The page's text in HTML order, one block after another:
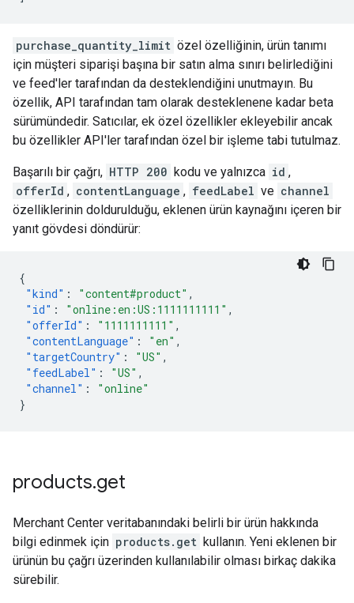
purchase_quantity_limit özel özelliğinin, ürün tanımı
için müşteri siparişi başına bir satın alma sınırı belirlediğini
ve feed'ler tarafından da desteklendiğini unutmayın. Bu
özellik, API tarafından tam olarak desteklenene kadar beta
sürümündedir. Satıcılar, ek özel özellikler ekleyebilir ancak
bu özellikler API'ler tarafından özel bir işleme tabi tutulmaz.
Başarılı bir çağrı, HTTP 200 kodu ve yalnızca id ,
offerId , contentLanguage , feedLabel ve channel
özelliklerinin doldurulduğu, eklenen ürün kaynağını içeren bir
yanıt gövdesi döndürür:
{
"kind" : "content#product" ,
"id" : "online:en:US:1111111111" ,
"offerId" : "1111111111" ,
"contentLanguage" : "en" ,
"targetCountry" : "US" ,
"feedLabel" : "US" ,
"channel" :
"online"
}
products.get
Merchant Center veritabanındaki belirli bir ürün hakkında
bilgi edinmek için products.get kullanın. Yeni eklenen bir
ürünün bu çağrı üzerinden kullanılabilir olması birkaç dakika
sürebilir.